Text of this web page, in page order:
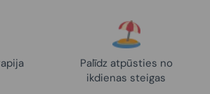
Palīdz atpūsties no
ikdienas steigas